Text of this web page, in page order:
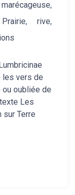
,
Prairie,rive,
les vers de
ou oubliée de
Les
sur Terre